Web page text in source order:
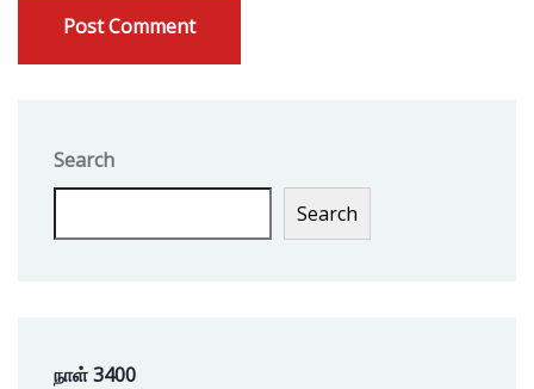
Search
Search
நாள் 3400